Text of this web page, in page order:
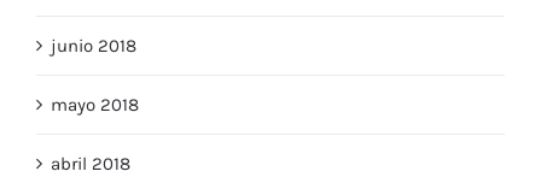
junio 2018
mayo 2018
abril 2018